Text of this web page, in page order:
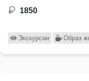
1850
Экскурсии Образ